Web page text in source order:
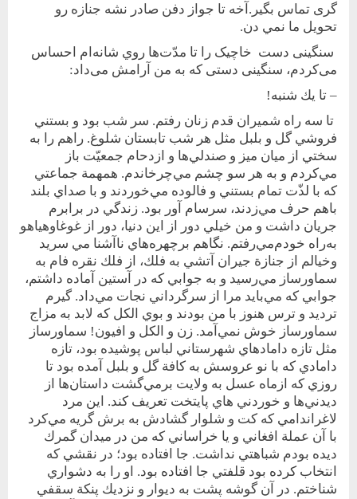
گری تماس بگير.آخه تا جواز دفن صادر نشه جنازه رو
تحويل ما نمي دن.
سنگينی دست خاچيک را تا مدّت‌ها روي شانه‌ام احساس
می‌کردم، سنگينی دستی که به من آرامش می‌داد:
– تا يك شنبه!
تا سه راه شميران قدم زنان رفتم. سر شب بود و بستني
فروشي گل و بلبل مثل هر شب تابستان شلوغ. راهم را به
سختي از ميان ميز و صندلي‌‌ها و ‌ازدحام جمعيّت باز
مي‌كردم و به هر سو چشم مي‌چرخاندم. همهمة جماعتي
كه با لذّت تمام بستني و فالوده مي‌خوردند و با صداي بلند
باهم حرف مي‌زدند، سرسام آور بود. زندگي در برابرم
جريان داشت و من خيلي دور از اين دنيا، دور از غوغا‌و‌هياهو
به‌راه خودم‌مي‌رفتم. نگاهم بر‌چهره‌هاي ناآشنا مي سريد
وخيالم از جنازة جيران آتشي به فلك، از فلك نقره فام به
سماورساز مي‌رسيد و به جوابي كه در آستين آماده داشتم،
جوابي كه مي‌بايد مرا از سرگرداني نجات مي‌داد. گيرم
ترديد و ترس هنوز با من بودند و بوي الكل كه لابد به مزاج
سماورساز خوش نمي‌آمد. زن و الكل و افيون! سماورساز
مثل تازه دامادهاي شهرستاني لباس پوشيده بود، تازه
دامادي كه با نو عروسش به كافة گل و بلبل آمده بود تا
روزي كه ازماه عسل به ولايت برمي‌گشت داستان‌ها از
ديدني‌ها و خوردني هاي پايتخت تعريف‌ كند. اين مرد
لاغر‌اندامي كه كت و شلوار گشادش به برش گريه مي‌كرد
با آن عملة افغاني و يا خراساني كه من در ميدان گمرك
ديده بودم شباهتي نداشت. جا افتاده بود؛ در نقشي كه
انتخاب كرده بود قلفتي جا افتاده بود. او را به دشواري
شناختم. در آن گوشه پشت به ديوار و نزديك پنكة سقفي